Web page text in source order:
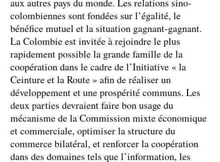
colombiennes sont fondées sur l’égalité, le
bénéfice mutuel et la situation gagnant-gagnant.
La Colombie est invitée à rejoindre le plus
rapidement possible la grande famille de la
coopération dans le cadre de l’Initiative « la
Ceinture et la Route » afin de réaliser un
développement et une prospérité communs. Les
deux parties devraient faire bon usage du
mécanisme de la Commission mixte économique
et commerciale, optimiser la structure du
commerce bilatéral, et renforcer la coopération
dans des domaines tels que l’information, les